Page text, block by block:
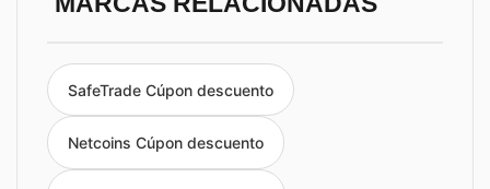
SafeTrade Cúpon descuento
Netcoins Cúpon descuento